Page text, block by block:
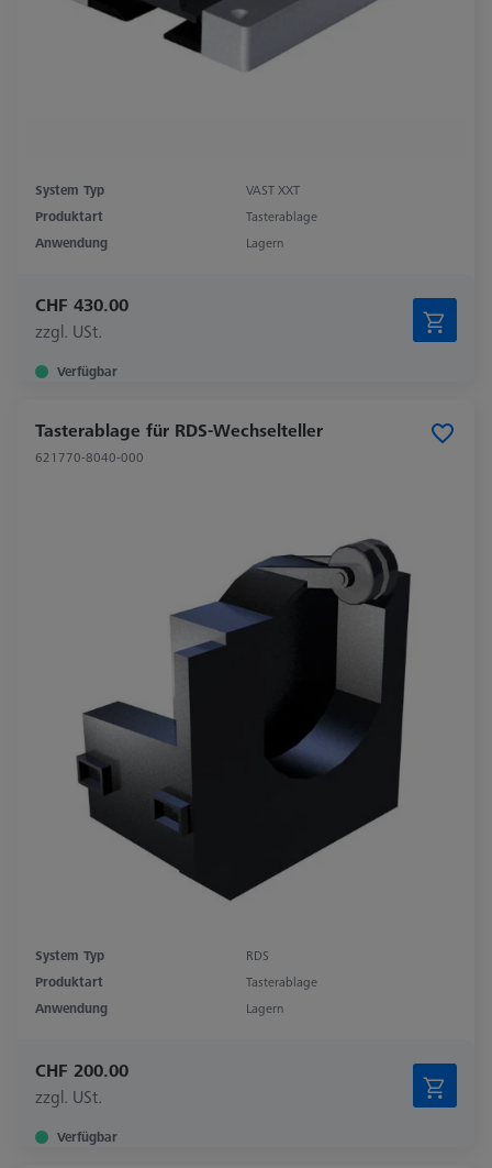
System Typ
VAST XXT
Produktart
Tasterablage
Anwendung
Lagern
CHF 430.00
zzgl. USt.
Verfügbar
Tasterablage für RDS-Wechselteller
621770-8040-000
System Typ
RDS
Produktart
Tasterablage
Anwendung
Lagern
CHF 200.00
zzgl. USt.
Verfügbar